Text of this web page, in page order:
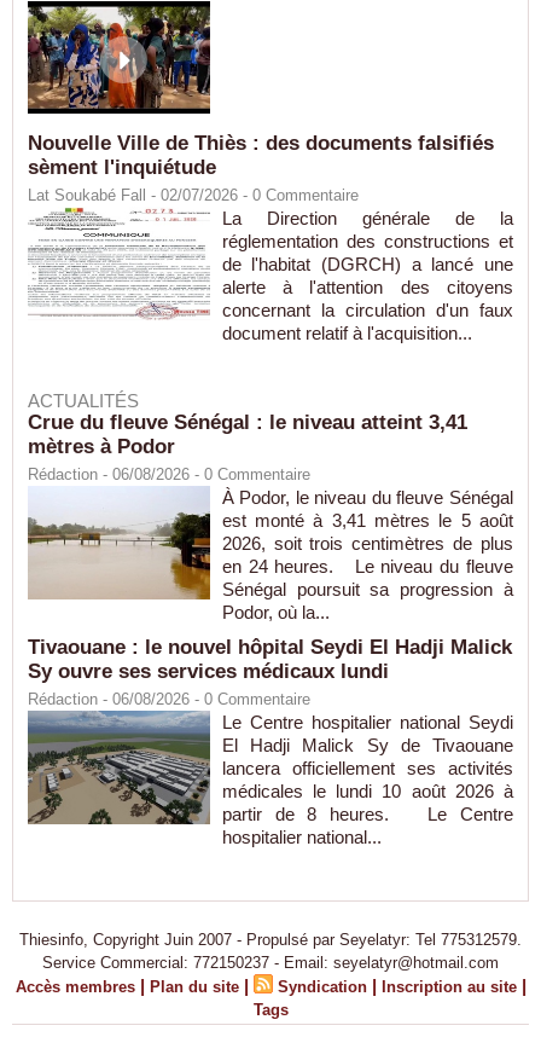
Nouvelle Ville de Thiès : des documents falsifiés
sèment l'inquiétude
Lat Soukabé Fall - 02/07/2026 - 0 Commentaire
La Direction générale de la
réglementation des constructions et
de l'habitat (DGRCH) a lancé une
alerte à l'attention des citoyens
concernant la circulation d'un faux
document relatif à l'acquisition...
ACTUALITÉS
Crue du fleuve Sénégal : le niveau atteint 3,41
mètres à Podor
Rédaction - 06/08/2026 - 0 Commentaire
À Podor, le niveau du fleuve Sénégal
est monté à 3,41 mètres le 5 août
2026, soit trois centimètres de plus
en 24 heures. Le niveau du fleuve
Sénégal poursuit sa progression à
Podor, où la...
Tivaouane : le nouvel hôpital Seydi El Hadji Malick
Sy ouvre ses services médicaux lundi
Rédaction - 06/08/2026 - 0 Commentaire
Le Centre hospitalier national Seydi
El Hadji Malick Sy de Tivaouane
lancera officiellement ses activités
médicales le lundi 10 août 2026 à
partir de 8 heures. Le Centre
hospitalier national...
Thiesinfo, Copyright Juin 2007 - Propulsé par Seyelatyr: Tel 775312579.
Service Commercial: 772150237 - Email: seyelatyr@hotmail.com
Accès membres | Plan du site | Syndication | Inscription au site |
Tags